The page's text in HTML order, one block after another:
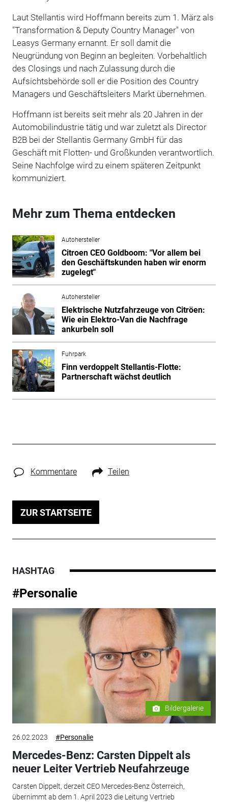
Laut Stellantis wird Hoffmann bereits zum 1. März als
"Transformation & Deputy Country Manager" von
Leasys Germany ernannt. Er soll damit die
Neugründung von Beginn an begleiten. Vorbehaltlich
des Closings und nach Zulassung durch die
Aufsichtsbehörde soll er die Position des Country
Managers und Geschäftsleiters Markt übernehmen.
Hoffmann ist bereits seit mehr als 20 Jahren in der
Automobilindustrie tätig und war zuletzt als Director
B2B bei der Stellantis Germany GmbH für das
Geschäft mit Flotten- und Großkunden verantwortlich.
Seine Nachfolge wird zu einem späteren Zeitpunkt
kommuniziert.
Mehr zum Thema entdecken
Autohersteller
Citroen CEO Goldboom: "Vor allem bei
den Geschäftskunden haben wir enorm
zugelegt"
Autohersteller
Elektrische Nutzfahrzeuge von Citröen:
Wie ein Elektro-Van die Nachfrage
ankurbeln soll
Fuhrpark
Finn verdoppelt Stellantis-Flotte:
Partnerschaft wächst deutlich
Kommentare Teilen
ZUR STARTSEITE
HASHTAG
#Personalie
Bildergalerie
26.02.2023 #Personalie
Mercedes-Benz: Carsten Dippelt als
neuer Leiter Vertrieb Neufahrzeuge
Carsten Dippelt, derzeit CEO Mercedes-Benz Österreich,
übernimmt ab dem 1. April 2023 die Leitung Vertrieb